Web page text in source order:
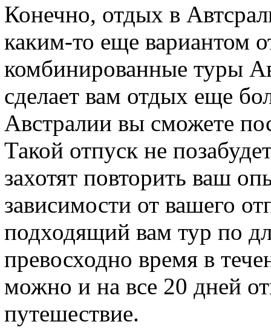
Конечно, отдых в
каким-то еще вариантом
комбинированные туры
сделает вам отдых еще
Австралии вы сможете
Такой отпуск не
захотят повторить ваш
зависимости от вашего
подходящий вам тур по
превосходно время в
можно и на все 20 дней
путешествие.